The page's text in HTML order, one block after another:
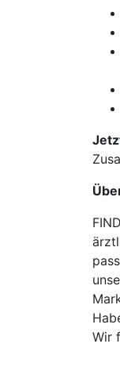
Wir